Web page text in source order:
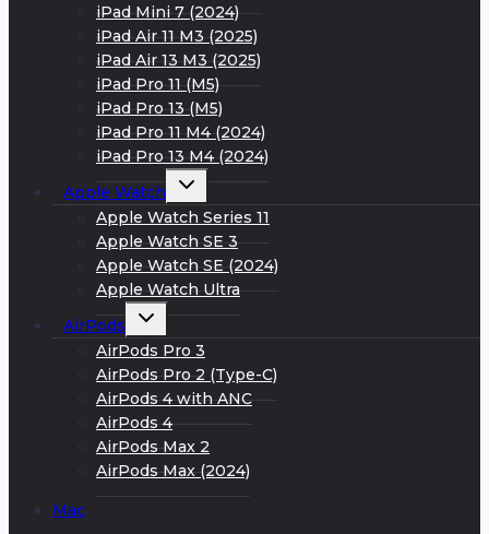
iPad Mini 7 (2024)
iPad Air 11 M3 (2025)
iPad Air 13 M3 (2025)
iPad Pro 11 (M5)
iPad Pro 13 (M5)
iPad Pro 11 M4 (2024)
iPad Pro 13 M4 (2024)
Apple Watch
Развернуть
меню
Apple Watch Series 11
Apple Watch SE 3
Apple Watch SE (2024)
Apple Watch Ultra
AirPods
Развернуть
меню
AirPods Pro 3
AirPods Pro 2 (Type-C)
AirPods 4 with ANC
AirPods 4
AirPods Max 2
AirPods Max (2024)
Mac